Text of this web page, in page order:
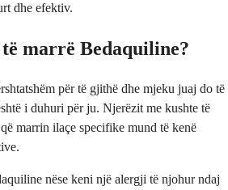
dhe efektiv.
marrë Bedaquiline?
për të gjithë dhe mjeku juaj do të
i duhuri për ju. Njerëzit me kushte të
marrin ilaçe specifike mund të kenë
nëse keni një alergji të njohur ndaj